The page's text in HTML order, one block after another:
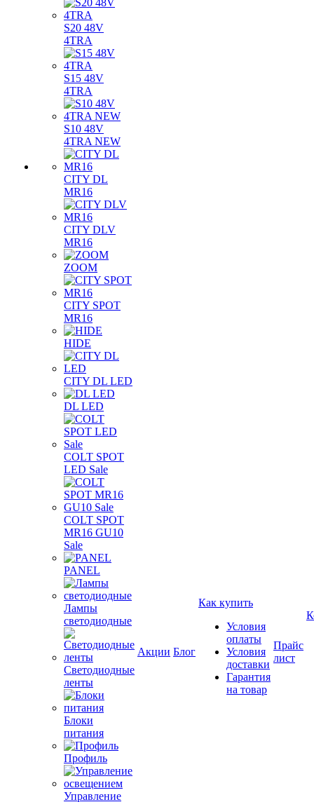
S20 48V
4TRA
S15 48V
4TRA
S10 48V
4TRA NEW
CITY DL
MR16
CITY DLV
MR16
ZOOM
CITY SPOT
MR16
HIDE
CITY DL LED
DL LED
COLT SPOT
LED Sale
COLT SPOT
MR16 GU10
Sale
PANEL
Лампы
светодиодные
Светодиодные
ленты
Блоки
питания
Профиль
Управление
Акции Блог
Как купить
Условия
оплаты
Условия
доставки
Гарантия
на товар
Прайс
лист